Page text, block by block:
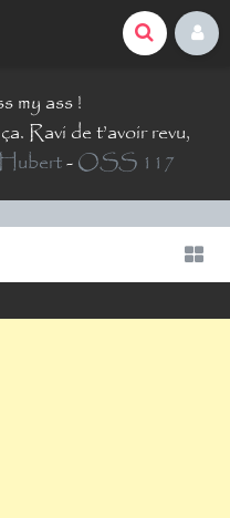
my ass !
Ravi de t’avoir revu,
Hubert-OSS 117